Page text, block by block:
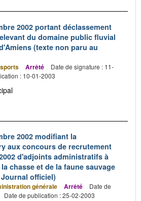
2002 portant déclassement
du domaine public fluvial
(texte non paru au
Arrêté
Date de signature : 11-
: 10-01-2003
2002 modifiant la
aux concours de recrutement
d'adjoints administratifs à
chasse et de la faune sauvage
officiel)
générale Arrêté
Date de
Date de publication : 25-02-2003